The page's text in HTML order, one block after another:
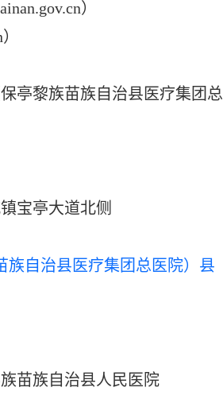
）
亭黎族苗族自治县医疗集团总
宝亭大道北侧
族自治县医疗集团总医院）县
民医院